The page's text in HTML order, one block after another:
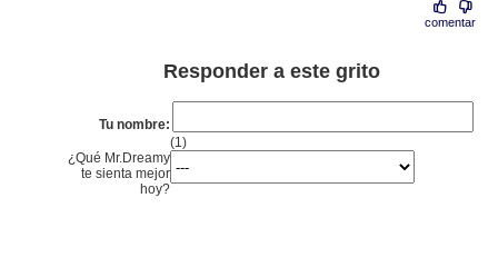
comentar
Responder a este grito
Tu nombre:
(1)
¿Qué Mr.Dreamy
te sienta mejor
hoy?